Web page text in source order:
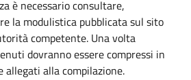
è necessario consultare,
la modulistica pubblicata sul sito
competente. Una volta
dovranno essere compressi in
allegati alla compilazione.